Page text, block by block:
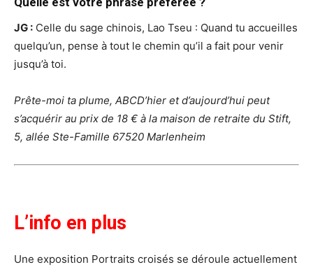
JG : Celle du sage chinois, Lao Tseu : Quand tu accueilles
quelqu’un, pense à tout le chemin qu’il a fait pour venir
jusqu’à toi.
Prête-moi ta plume, ABCD’hier et d’aujourd’hui peut
s’acquérir au prix de 18 € à la maison de retraite du Stift,
5, allée Ste-Famille 67520 Marlenheim
L’info en plus
Une exposition Portraits croisés se déroule actuellement